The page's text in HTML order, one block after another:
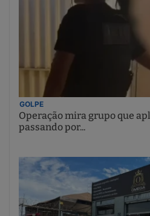
GOLPE
Operação mira grupo que
passando por...